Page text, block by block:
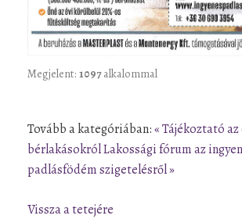
Megjelent: 1097alkalommal
Tovább a kategóriában:« Tájékoztató
bérlakásokrólLakossági fórum az
padlásfödém szigetelésről »
Vissza a tetejére